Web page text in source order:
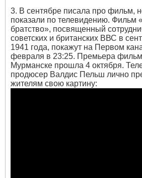
3. В сентябре писала про фильм,
показали по телевидению. Фильм
братство», посвященный
советских и британских ВВС в
1941 года, покажут на Первом
февраля в 23:25. Премьера
Мурманске прошла 4 октября.
продюсер Валдис Пельш лично
жителям свою картину: